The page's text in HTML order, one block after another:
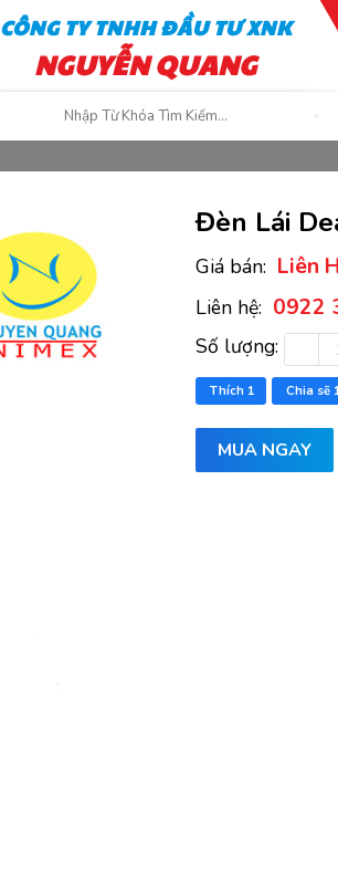
CÔNG TY TNHH ĐẦU TƯ XNK
NGUYỄN QUANG
Đèn Lái
Giá bán: Liên
Liên hệ: 0922
Số lượng:
Thích 1 Chia sẽ
MUA NGAY